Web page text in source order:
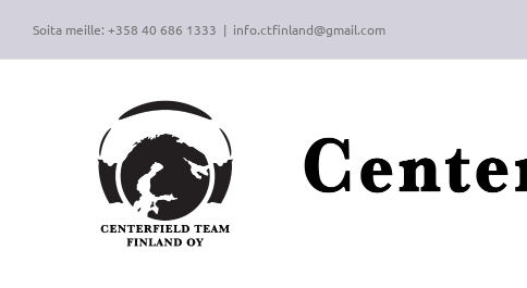
content
Soita meille: +358 40 686 1333 | info.ctfinland@gmail.com